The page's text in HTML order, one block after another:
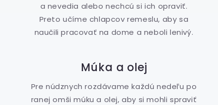
a nevedia alebo nechcú si ich opraviť.
Preto učíme chlapcov remeslu, aby sa
naučili pracovať na dome a neboli lenivý.
Múka a olej
Pre núdznych rozdávame každú nedeľu po
ranej omši múku a olej, aby si mohli spraviť